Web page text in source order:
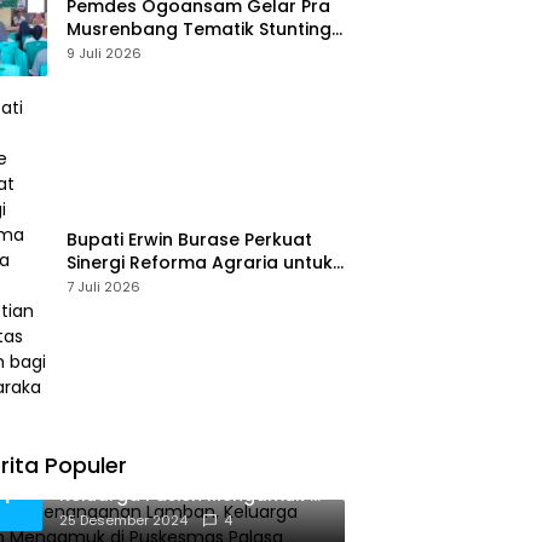
Pemdes Ogoansam Gelar Pra
Musrenbang Tematik Stunting
dan RKPDes 2027
9 Juli 2026
Bupati Erwin Burase Perkuat
Sinergi Reforma Agraria untuk
Kepastian Hak Atas Tanah
7 Juli 2026
Populer
1
Diduga Penanganan Lamban,
Keluarga Pasien Mengamuk di
Puskesmas Palasa
25 Desember 2024 4